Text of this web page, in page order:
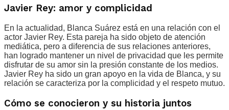
Javier Rey: amor y complicidad
En la actualidad, Blanca Suárez está en una relación con el
actor Javier Rey. Esta pareja ha sido objeto de atención
mediática, pero a diferencia de sus relaciones anteriores,
han logrado mantener un nivel de privacidad que les permite
disfrutar de su amor sin la presión constante de los medios.
Javier Rey ha sido un gran apoyo en la vida de Blanca, y su
relación se caracteriza por la complicidad y el respeto mutuo.
Cómo se conocieron y su historia juntos